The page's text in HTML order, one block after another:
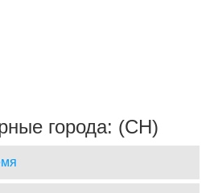
города: (CH)